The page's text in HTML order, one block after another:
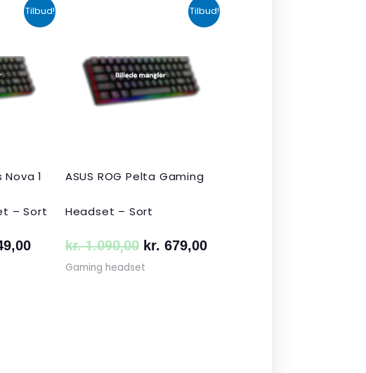
Tilbud!
1
– Sort
Den
aktuelle
kr. 349,00.
Tilbud!
ASUS ROG Pelta Gaming
Headset – Sort
kr.1.090,00
oprindelige
var:
kr. 1.090,00.
kr. 679,00
Den
aktuelle
Gaming headset